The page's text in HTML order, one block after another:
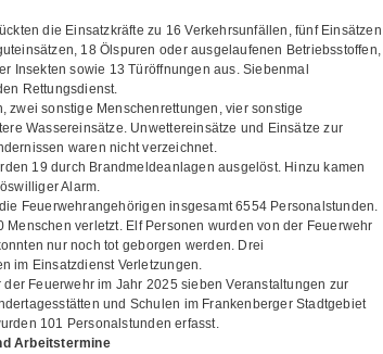
die Einsatzkräfte zu 16 Verkehrsunfällen, fünf Einsätzen
18 Ölspuren oder ausgelaufenen Betriebsstoffen,
Insekten sowie 13 Türöffnungen aus. Siebenmal
Rettungsdienst.
zwei sonstige Menschenrettungen, vier sonstige
Wassereinsätze. Unwettereinsätze und Einsätze zur
waren nicht verzeichnet.
19 durch Brandmeldeanlagen ausgelöst. Hinzu kamen
Alarm.
Feuerwehrangehörigen insgesamt 6554 Personalstunden.
Menschen verletzt. Elf Personen wurden von der Feuerwehr
nur noch tot geborgen werden. Drei
im Einsatzdienst Verletzungen.
Feuerwehr im Jahr 2025 sieben Veranstaltungen zur
und Schulen im Frankenberger Stadtgebiet
101 Personalstunden erfasst.
Arbeitstermine